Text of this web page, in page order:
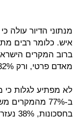
איש. כלומר רבים
מאדם פרטי, ורק 32% קנו מחברת בנייה.
לא מפתיע לגלות כי